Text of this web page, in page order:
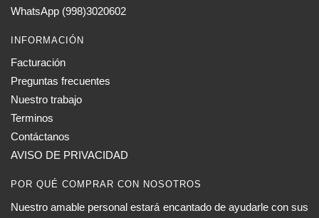
WhatsApp (998)3020602
INFORMACIÓN
Facturación
Preguntas frecuentes
Nuestro trabajo
Terminos
Contáctanos
AVISO DE PRIVACIDAD
POR QUÉ COMPRAR CON NOSOTROS
Nuestro amable personal estará encantado de ayudarle con sus